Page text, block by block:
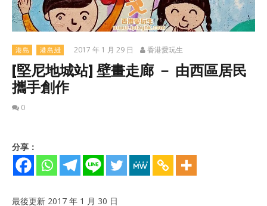
港島 港島綫 2017 年 1 月 29 日 香港愛玩生
[堅尼地城站] 壁畫走廊 － 由西區居民
攜手創作
0
分享：
最後更新 2017 年 1 月 30 日